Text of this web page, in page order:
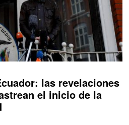
las revelaciones
el inicio de la